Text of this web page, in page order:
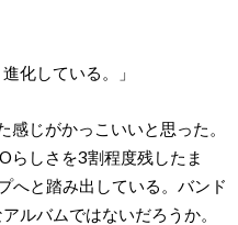
化している。」
じがかっこいいと思った。
らしさを3割程度残したま
へと踏み出している。バンド
ルバムではないだろうか。